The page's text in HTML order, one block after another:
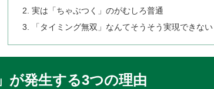
実は「ちゃぶつく」のがむしろ普通
「タイミング無双」なんてそうそう実現できない
が発生する3つの理由